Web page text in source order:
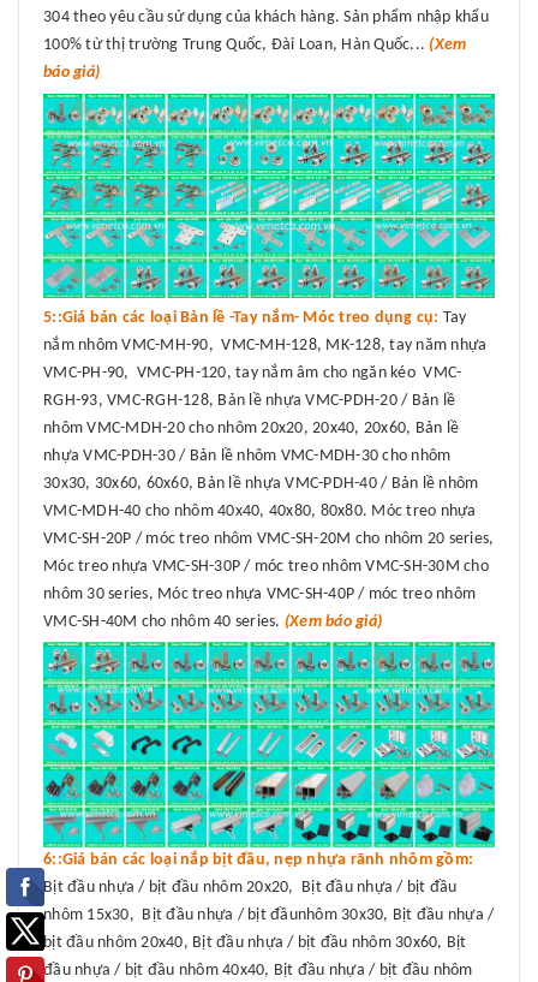
304 theo yêu cầu sử dụng của khách hàng. Sản phẩm nhập khẩu
100% từ thị trường Trung Quốc, Đài Loan, Hàn Quốc... (Xem
báo giá)
5::Giá bán các loại Bản lề -Tay nắm- Móc treo dụng cụ: Tay
nắm nhôm VMC-MH-90, VMC-MH-128, MK-128, tay năm nhựa
VMC-PH-90, VMC-PH-120, tay nắm âm cho ngăn kéo VMC-
RGH-93, VMC-RGH-128, Bản lề nhựa VMC-PDH-20 / Bản lề
nhôm VMC-MDH-20 cho nhôm 20x20, 20x40, 20x60, Bản lề
nhựa VMC-PDH-30 / Bản lề nhôm VMC-MDH-30 cho nhôm
30x30, 30x60, 60x60, Bản lề nhựa VMC-PDH-40 / Bản lề nhôm
VMC-MDH-40 cho nhôm 40x40, 40x80, 80x80. Móc treo nhựa
VMC-SH-20P / móc treo nhôm VMC-SH-20M cho nhôm 20 series,
Móc treo nhựa VMC-SH-30P / móc treo nhôm VMC-SH-30M cho
nhôm 30 series, Móc treo nhựa VMC-SH-40P / móc treo nhôm
VMC-SH-40M cho nhôm 40 series. (Xem báo giá)
6::Giá bán các loại nắp bịt đầu, nẹp nhựa rãnh nhôm gồm:
Bịt đầu nhựa / bịt đầu nhôm 20x20, Bịt đầu nhựa / bịt đầu
nhôm 15x30, Bịt đầu nhựa / bịt đầunhôm 30x30, Bịt đầu nhựa /
bịt đầu nhôm 20x40, Bịt đầu nhựa / bịt đầu nhôm 30x60, Bịt
đầu nhựa / bịt đầu nhôm 40x40, Bịt đầu nhựa / bịt đầu nhôm